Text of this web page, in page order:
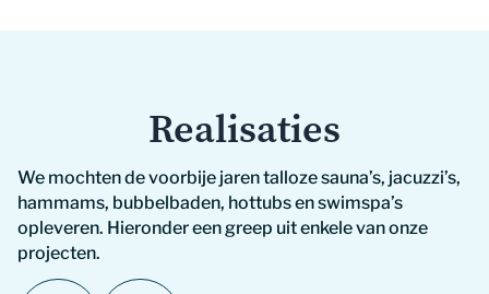
Realisaties
We mochten de voorbije jaren talloze sauna’s, jacuzzi’s,
hammams, bubbelbaden, hottubs en swimspa’s
opleveren. Hieronder een greep uit enkele van onze
projecten.